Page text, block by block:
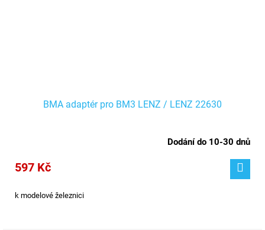
BMA adaptér pro BM3 LENZ / LENZ 22630
Dodání do 10-30 dnů
597 Kč
k modelové železnici